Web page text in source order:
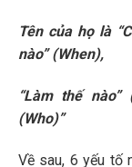
Tên của họ là
nào” (When),
“Làm thế
(Who)”
Về sau, 6 yếu tố